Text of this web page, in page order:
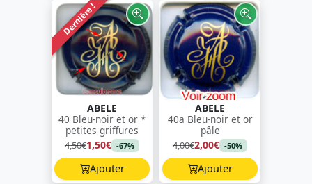
Dernière !
ABELE
40 Bleu-noir et or *
petites griffures
4,50€1,50€ -67%
Ajouter
ABELE
40a Bleu-noir et or
pâle
4,00€2,00€ -50%
Ajouter